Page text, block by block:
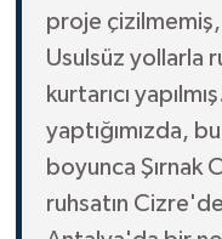
proje
Usulsüz yollarla
kurtarıcı
yaptığımızda,
boyunca
ruhsatın